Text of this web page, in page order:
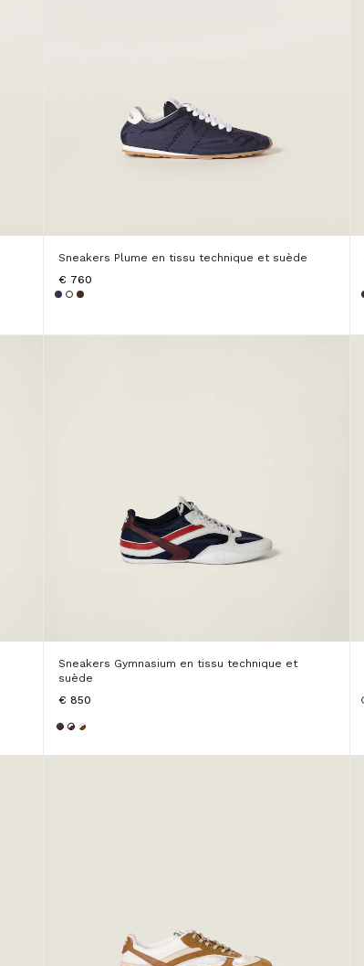
Sneakers Plume en tissu technique et suède
€ 760
Sneakers Gymnasium en tissu technique et
suède
€ 850